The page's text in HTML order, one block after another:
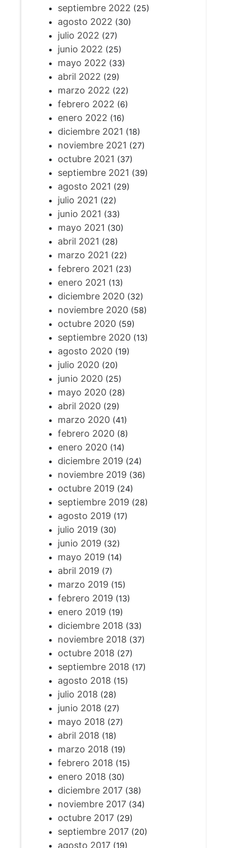
septiembre 2022 (25)
agosto 2022 (30)
julio 2022 (27)
junio 2022 (25)
mayo 2022 (33)
abril 2022 (29)
marzo 2022 (22)
febrero 2022 (6)
enero 2022 (16)
diciembre 2021 (18)
noviembre 2021 (27)
octubre 2021 (37)
septiembre 2021 (39)
agosto 2021 (29)
julio 2021 (22)
junio 2021 (33)
mayo 2021 (30)
abril 2021 (28)
marzo 2021 (22)
febrero 2021 (23)
enero 2021 (13)
diciembre 2020(32)
noviembre 2020(58)
octubre 2020(59)
septiembre 2020(13)
agosto 2020(19)
julio 2020(20)
junio 2020(25)
mayo 2020(28)
abril 2020(29)
marzo 2020(41)
febrero 2020(8)
enero 2020(14)
diciembre 2019 (24)
noviembre 2019 (36)
octubre 2019 (24)
septiembre 2019 (28)
agosto 2019 (17)
julio 2019 (30)
junio 2019 (32)
mayo 2019 (14)
abril 2019 (7)
marzo 2019 (15)
febrero 2019 (13)
enero 2019 (19)
diciembre 2018 (33)
noviembre 2018 (37)
octubre 2018 (27)
septiembre 2018 (17)
agosto 2018 (15)
julio 2018 (28)
junio 2018 (27)
mayo 2018 (27)
abril 2018 (18)
marzo 2018 (19)
febrero 2018 (15)
enero 2018 (30)
diciembre 2017(38)
noviembre 2017(34)
octubre 2017(29)
septiembre 2017(20)
agosto 2017(19)